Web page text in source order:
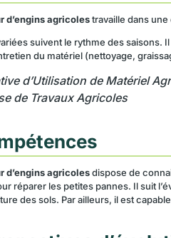
d’engins agricolestravaille dans une
suivent le rythme des saisons.
du matériel (nettoyage,
d’Utilisation de Matériel
de Travaux Agricoles
d’engins agricolesdispose de
réparer les petites pannes. Il suit
des sols. Par ailleurs, il est